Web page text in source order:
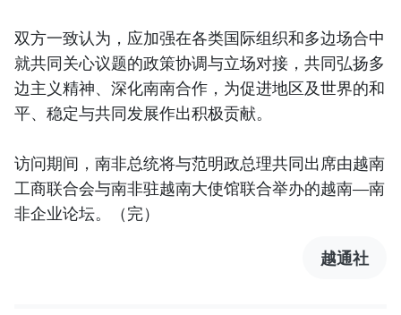
双方一致认为，应加强在各类国际组织和多边场合中
就共同关心议题的政策协调与立场对接，共同弘扬多
边主义精神、深化南南合作，为促进地区及世界的和
平、稳定与共同发展作出积极贡献。
访问期间，南非总统将与范明政总理共同出席由越南
工商联合会与南非驻越南大使馆联合举办的越南—南
非企业论坛。（完）
越通社